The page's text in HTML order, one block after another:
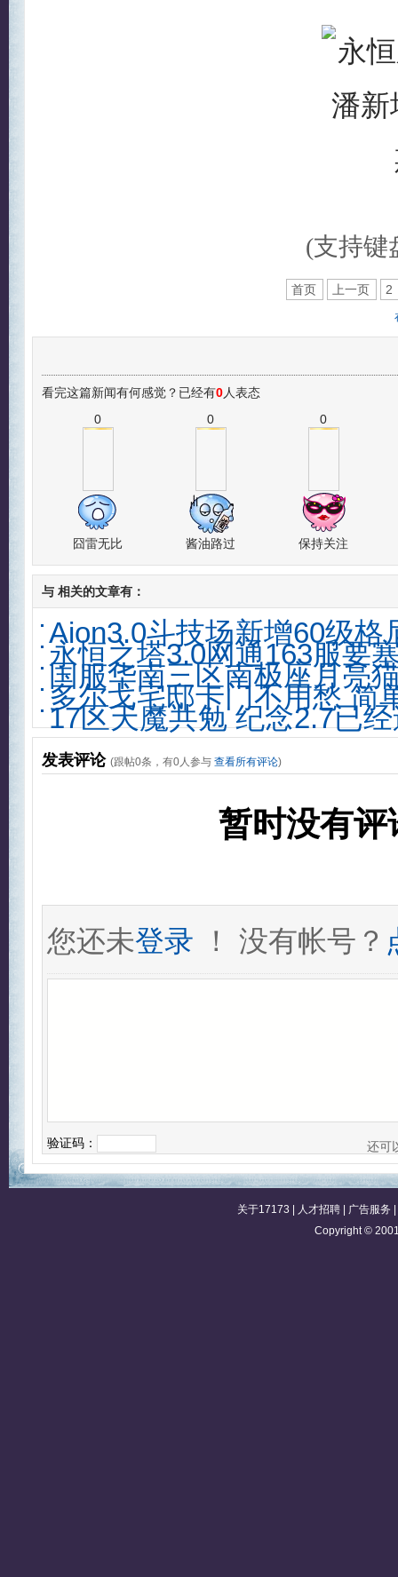
(支持
首页 上一页 2
看完这篇新闻有何感觉？已经有0人表态
0
囧雷无比
0
酱油路过
0
保持关注
与 相关的文章有：
Aion3.0斗技场新增60级格
永恒之塔3.0网通163服要
国服华南三区南极座月亮
多尔戈宅邸卡门不用愁 简
17区天魔共勉 纪念2.7已
发表评论 (跟帖0条，有0人参与 查看所有评论)
暂时没有
您还未登录 ！ 没有帐号？
验证码： 还可
关于17173 人才招聘 广告服务
Copyright ©